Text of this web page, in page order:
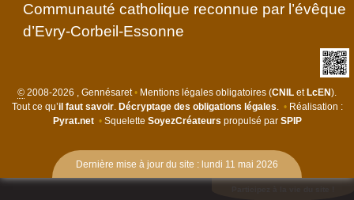
Communauté catholique reconnue par l’évêque
d’Evry-Corbeil-Essonne
© 2008-2026 , Gennésaret • Mentions légales obligatoires (CNIL et LcEN).
Tout ce qu’il faut savoir. Décryptage des obligations légales. • Réalisation :
Pyrat.net •Squelette SoyezCréateurs propulsé par SPIP
Dernière mise à jour du site : lundi 11 mai 2026